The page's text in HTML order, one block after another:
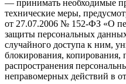
— принимать необходимые
технические меры,
от 27.07.2006 № 152-ФЗ «О
защиты персональных
случайного доступа к ним,
блокирования, копирования,
распространения
неправомерных действий в